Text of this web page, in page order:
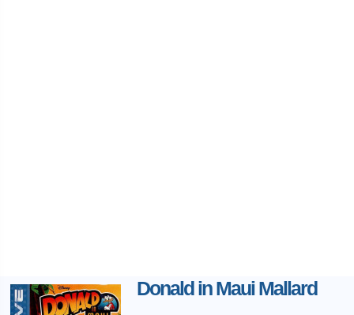
Donald in Maui Mallard